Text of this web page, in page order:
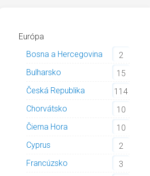
Európa
Bosna a Hercegovina
2
Bulharsko
15
Česká Republika
114
Chorvátsko
10
Čierna Hora
10
Cyprus
2
Francúzsko
3